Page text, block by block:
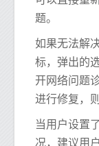
题。
如果无法解
标，弹出的
开网络问题
进行修复，
当用户设置
况，建议用